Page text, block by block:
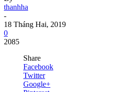
thanhha
-
18 Tháng Hai, 2019
0
2085
Share
Facebook
Twitter
Google+